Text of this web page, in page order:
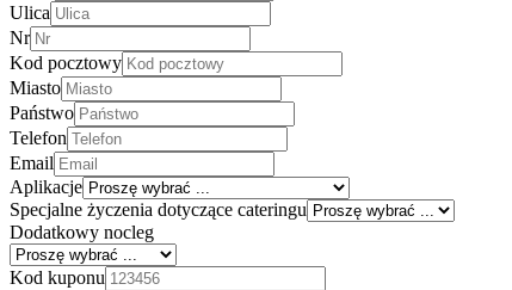
Ulica
Nr
Kod pocztowy
Miasto
Państwo
Telefon
Email
Aplikacje
Specjalne życzenia dotyczące cateringu
Dodatkowy nocleg
Kod kuponu